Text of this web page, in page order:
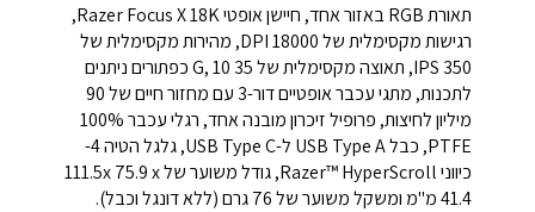
תאורת RGB באזור אחד, חיישן אופטי Razer Focus X 18K,
רגישות מקסימלית של 18000 DPI, מהירות מקסימלית של
350 IPS, תאוצה מקסימלית של 35 G, 10 כפתורים ניתנים
לתכנות, מתגי עכבר אופטיים דור-3 עם מחזור חיים של 90
מיליון לחיצות, פרופיל זיכרון מובנה אחד, רגלי עכבר 100%
PTFE, כבל USB Type A ל-USB Type C, גלגל הטיה 4-
כיווני Razer™ HyperScroll, גודל משוער של 111.5x 75.9 x
41.4 מ"מ ומשקל משוער של 76 גרם (ללא דונגל וכבל).